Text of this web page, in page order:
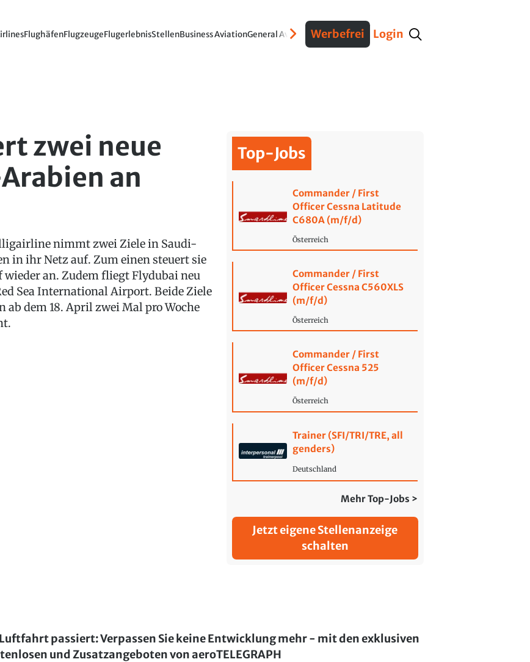
FlughäfenFlugzeugeFlugerlebnisStellenBusiness AviationGeneral AviationVerteidigungInterviews Fracht
Werbefrei Login
zwei neue
an
nimmt zwei Ziele in Saudi-
in ihr Netz auf. Zum einen steuert sie
wieder an. Zudem fliegt Flydubai neu
Sea International Airport. Beide Ziele
ab dem 18. April zwei Mal pro Woche
Top-Jobs
Commander / First
Officer Cessna Latitude
C680A (m/f/d)
Österreich
Commander / First
Officer Cessna C560XLS
(m/f/d)
Österreich
Commander / First
Officer Cessna 525
(m/f/d)
Österreich
Trainer (SFI/TRI/TRE, all
genders)
Deutschland
Mehr Top-Jobs >
Jetzt eigene Stellenanzeige
schalten
passiert: Verpassen Sie keine Entwicklung mehr - mit den exklusiven
und Zusatzangeboten von aeroTELEGRAPH